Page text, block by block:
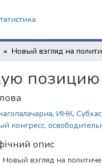
, ИНК,
конгресс,
опис
взгляд на